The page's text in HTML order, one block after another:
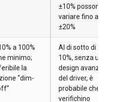
±10% possono
variare fino a
±20%
a 100%
minimo;
la
“dim-
Al di sotto di
10%, senza un
design avanzato
del driver, è
probabile che si
verifichino